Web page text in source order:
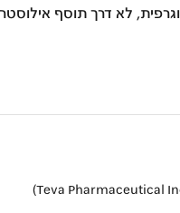
לא דרך תוסף